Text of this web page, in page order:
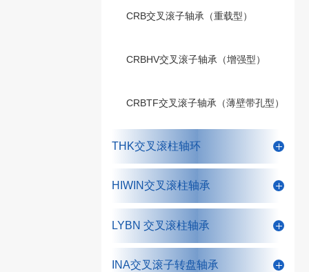
CRB交叉滚子轴承（重载型）
CRBHV交叉滚子轴承（增强型）
CRBTF交叉滚子轴承（薄壁带孔型）
THK交叉滚柱轴环
HIWIN交叉滚柱轴承
LYBN 交叉滚柱轴承
INA交叉滚子转盘轴承